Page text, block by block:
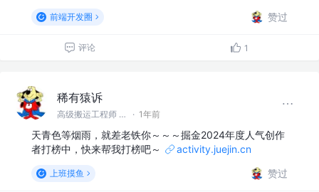
前端开发圈 赞过
评论 1
稀有猿诉
高级搬运工程师 @稀有猿诉 · 1年前
天青色等烟雨，就差老铁你～～～掘金2024年度人气创作
者打榜中，快来帮我打榜吧～
activity.juejin.cn
上班摸鱼 赞过